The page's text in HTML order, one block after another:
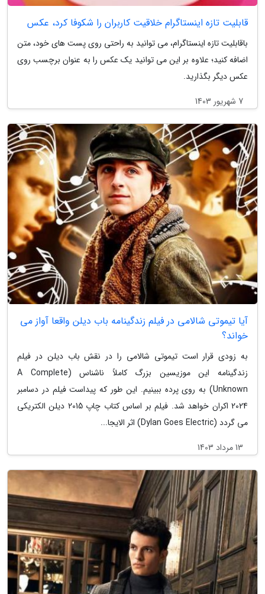
قابلیت تازه اینستاگرام خلاقیت کاربران را شکوفا کرد، عکس
باقابلیت تازه اینستاگرام، می توانید به راحتی روی پست های خود، متن
اضافه کنید؛ علاوه بر این می توانید یک عکس را به عنوان برچسب روی
عکس دیگر بگذارید.
7 شهریور 1403
آیا تیموتی شالامی در فیلم زندگینامه باب دیلن واقعا آواز می
خواند؟
به زودی قرار است تیموتی شالامی را در نقش باب دیلن در فیلم
زندگینامه این موزیسین بزرگ کاملاً ناشناس (A Complete
Unknown) به روی پرده ببینیم. این طور که پیداست فیلم در دسامبر
2024 اکران خواهد شد. فیلم بر اساس کتاب چاپ 2015 دیلن الکتریکی
می گردد (Dylan Goes Electric) اثر الایجا...
13 مرداد 1403